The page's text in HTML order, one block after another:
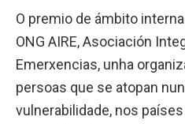
O premio de ámbito
ONG AIRE, Asociación
Emerxencias, unha
persoas que se atopan
vulnerabilidade, nos